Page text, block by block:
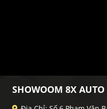
SHOWOOM 8X AUTO